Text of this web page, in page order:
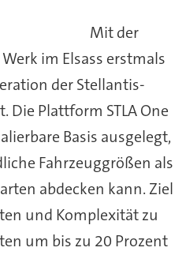
Mit der
im Elsass erstmals
der Stellantis-
Plattform STLA One
Basis ausgelegt,
Fahrzeuggrößen als
abdecken kann. Ziel
und Komplexität zu
um bis zu 20 Prozent